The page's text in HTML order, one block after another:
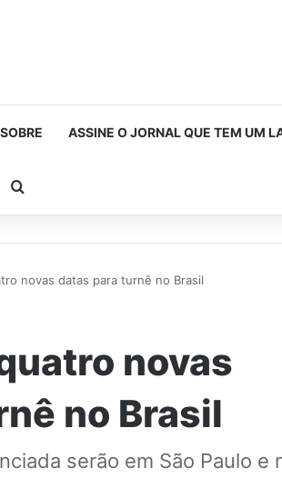
SOBRE ASSINE O JORNAL QUE TEM UM
Lateral
Switch skin
novas datas para turnê no Brasil
novas
no Brasil
serão em São Paulo e